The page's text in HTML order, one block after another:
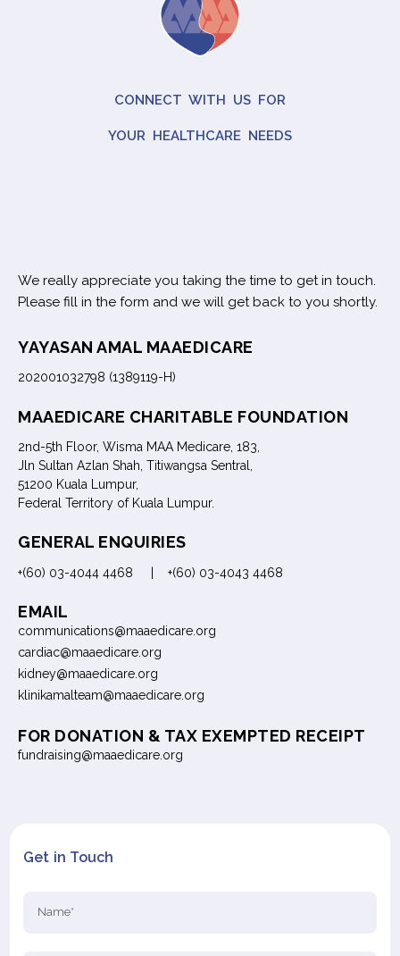
CONNECT WITH US FOR
YOUR HEALTHCARE NEEDS
We really appreciate you taking the time to get in touch.
Please fill in the form and we will get back to you shortly.
YAYASAN AMAL MAAEDICARE
202001032798 (1389119-H)
MAAEDICARE CHARITABLE FOUNDATION
2nd-5th Floor, Wisma MAA Medicare, 183,
Jln Sultan Azlan Shah, Titiwangsa Sentral,
51200 Kuala Lumpur,
Federal Territory of Kuala Lumpur.
GENERAL ENQUIRIES
+(60) 03-4044 4468 | +(60) 03-4043 4468
EMAIL
communications@maaedicare.org
cardiac@maaedicare.org
kidney@maaedicare.org
klinikamalteam@maaedicare.org
FOR DONATION & TAX EXEMPTED RECEIPT
fundraising@maaedicare.org
Get in Touch